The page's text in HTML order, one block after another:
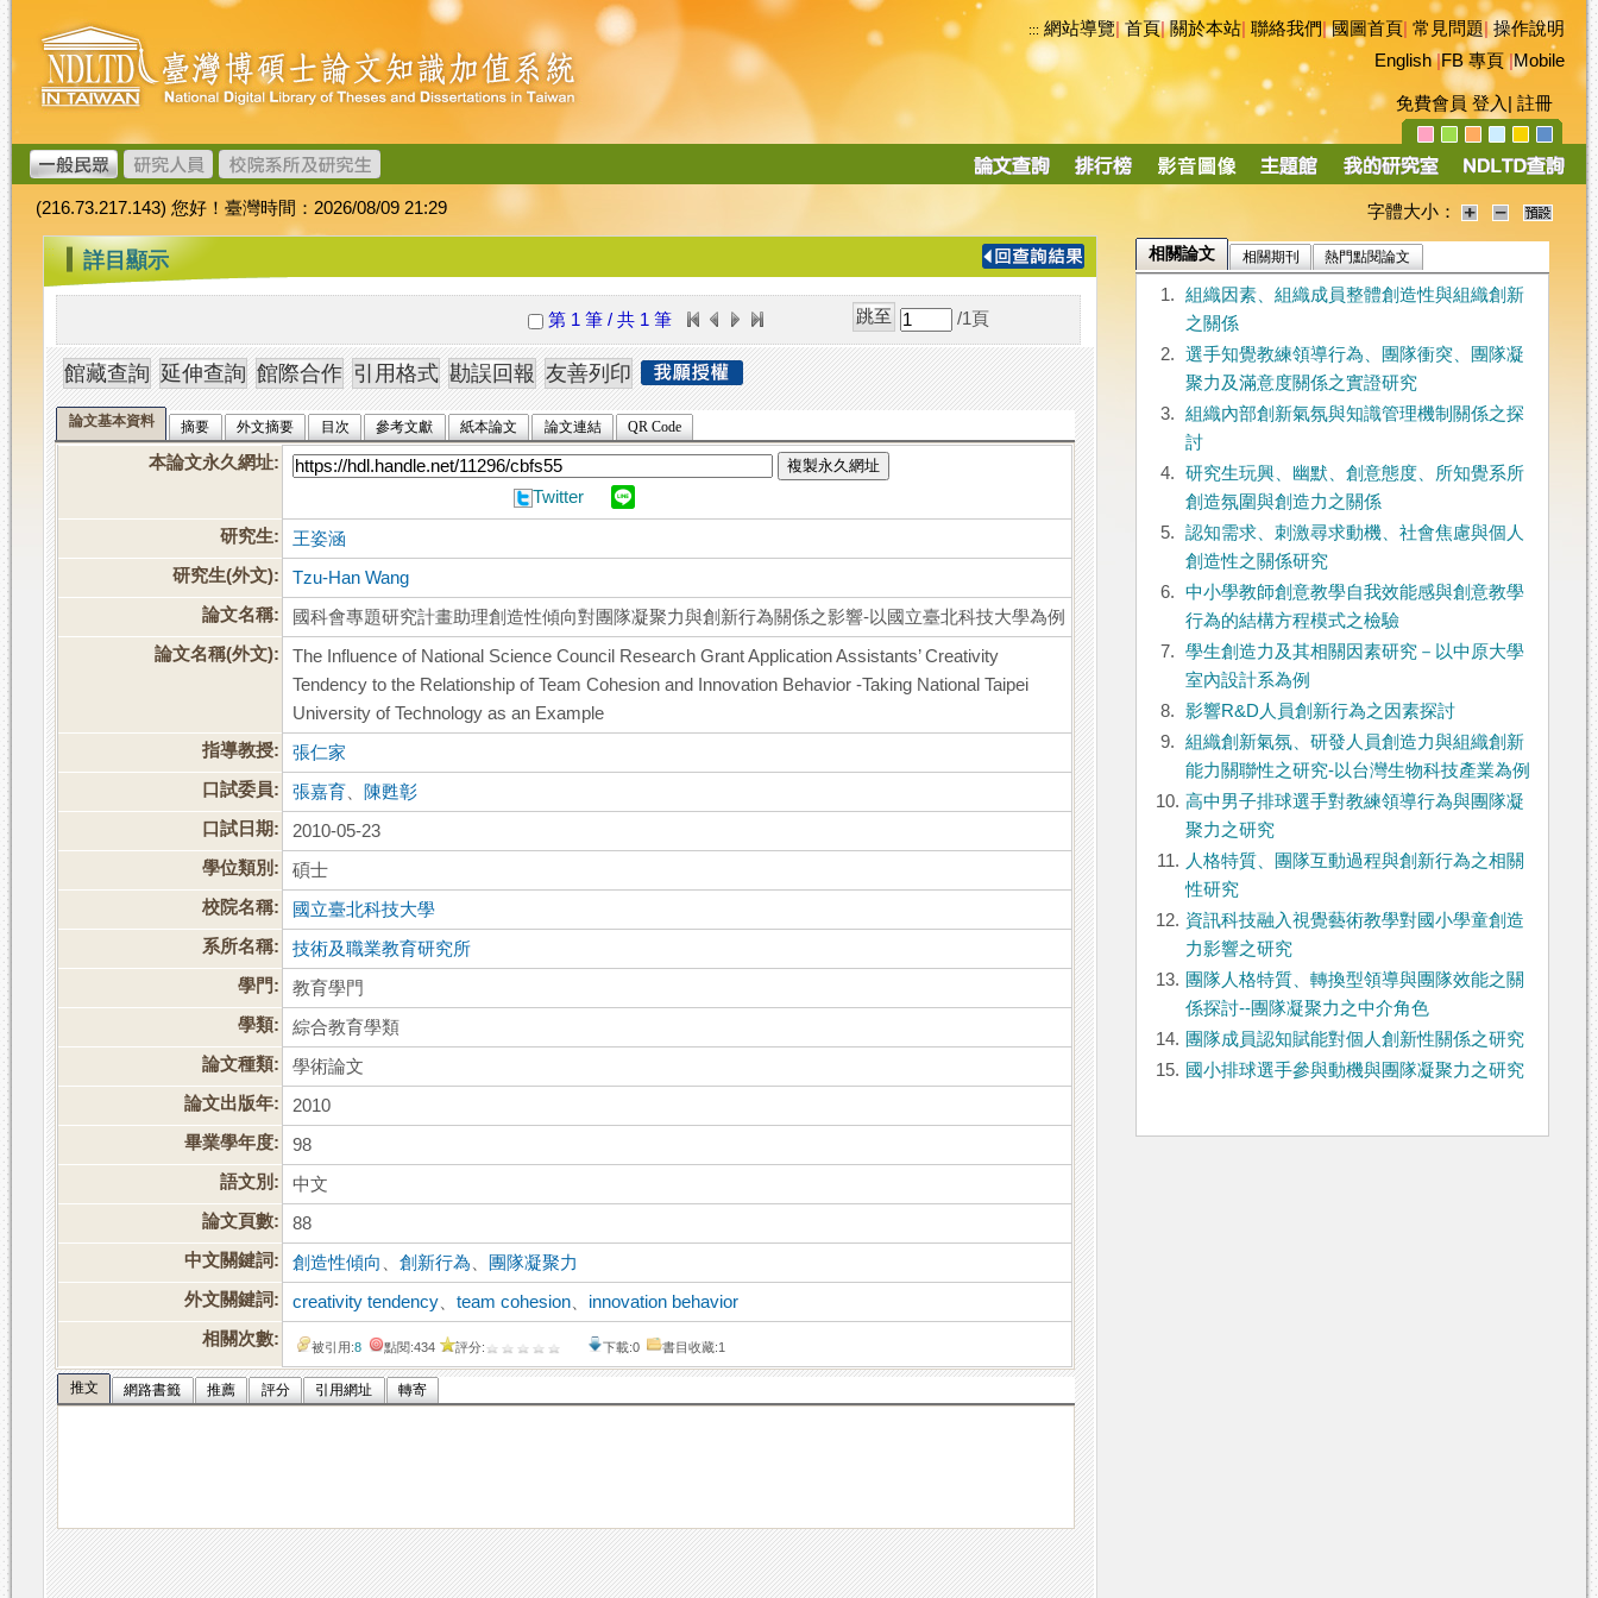
跳
到
主
要
內
容
臺
灣
博
碩
士
論
文
加
值
系
統
::: 網站導覽|首頁|關於本站 聯絡我們|國圖首頁 常見問題|操作說明
English|FB 專頁|Mobile
免費會員 登入 註冊
導
(216.73.217.143) 您好！臺灣時間：2026/08/09 21:29 字體大小：
::: 詳目顯示
第 1 筆 / 共 1 筆 /1 頁
論文基本資料 摘要 外文摘要 目次 參考文獻 紙本論文 論文連結 QR Code
本論文永久網址: 複製永久網址
Twitter
研究生:
王姿涵
研究生(外文):
Tzu-Han Wang
論文名稱:
國科會專題研究計畫助理創造性傾向對團隊凝聚力與創新行為關係之影響-以國立臺北科技大學為例
論文名稱(外文):
The Influence of National Science Council Research Grant Application Assistants’ Creativity
Tendency to the Relationship of Team Cohesion and Innovation Behavior -Taking National Taipei
University of Technology as an Example
指導教授:
張仁家
口試委員:
張嘉育
陳甦彰
口試日期:
2010-05-23
學位類別:
碩士
校院名稱:
國立臺北科技大學
系所名稱:
技術及職業教育研究所
學門:
教育學門
學類:
綜合教育學類
論文種類:
學術論文
論文出版年:
2010
畢業學年度:
98
語文別:
中文
論文頁數:
88
中文關鍵詞:
創造性傾向 、創新行為
團隊凝聚力
外文關鍵詞:
creativity tendency 、team cohesion
innovation behavior
相關次數:
被引用:8 點閱:434 評分: 下載:0 書目收藏:1
推文 網路書籤 推薦 評分 引用網址 轉寄
相關論文 相關期刊 熱門點閱論文
1.
組織因素、組織成員整體創造性與組織創新
之關係
2.
選手知覺教練領導行為、團隊衝突、團隊凝
聚力及滿意度關係之實證研究
3.
組織內部創新氣氛與知識管理機制關係之探
討
4.
研究生玩興、幽默、創意態度、所知覺系所
創造氛圍與創造力之關係
5.
認知需求、刺激尋求動機、社會焦慮與個人
創造性之關係研究
6.
中小學教師創意教學自我效能感與創意教學
行為的結構方程模式之檢驗
7.
學生創造力及其相關因素研究－以中原大學
室內設計系為例
8.
影響R&D人員創新行為之因素探討
9.
組織創新氣氛、研發人員創造力與組織創新
能力關聯性之研究-以台灣生物科技產業為例
10. 高中男子排球選手對教練領導行為與團隊凝
聚力之研究
11. 人格特質、團隊互動過程與創新行為之相關
性研究
12. 資訊科技融入視覺藝術教學對國小學童創造
力影響之研究
13. 團隊人格特質、轉換型領導與團隊效能之關
係探討--團隊凝聚力之中介角色
14. 團隊成員認知賦能對個人創新性關係之研究
15. 國小排球選手參與動機與團隊凝聚力之研究